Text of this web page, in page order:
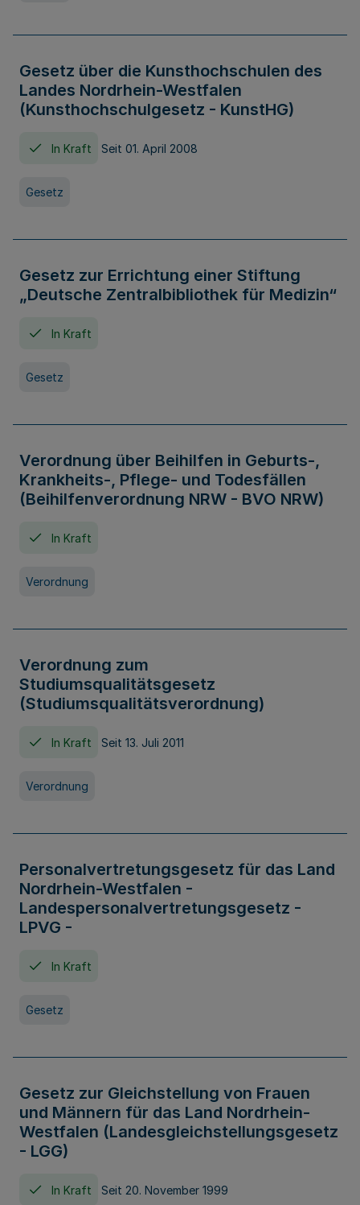
Gesetz über die Kunsthochschulen des
Landes Nordrhein-Westfalen
(Kunsthochschulgesetz - KunstHG)
In Kraft Seit 01. April 2008
Gesetz
Gesetz zur Errichtung einer Stiftung
„Deutsche Zentralbibliothek für Medizin“
In Kraft
Gesetz
Verordnung über Beihilfen in Geburts-,
Krankheits-, Pflege- und Todesfällen
(Beihilfenverordnung NRW - BVO NRW)
In Kraft
Verordnung
Verordnung zum
Studiumsqualitätsgesetz
(Studiumsqualitätsverordnung)
In Kraft Seit 13. Juli 2011
Verordnung
Personalvertretungsgesetz für das Land
Nordrhein-Westfalen -
Landespersonalvertretungsgesetz -
LPVG -
In Kraft
Gesetz
Gesetz zur Gleichstellung von Frauen
und Männern für das Land Nordrhein-
Westfalen (Landesgleichstellungsgesetz
- LGG)
In Kraft Seit 20. November 1999